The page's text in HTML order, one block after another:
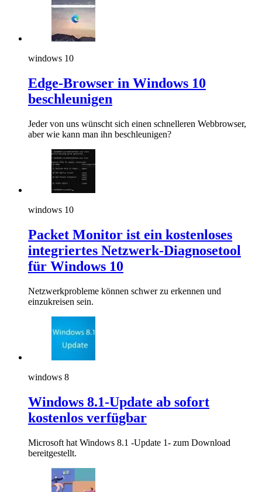
windows 10
Edge-Browser in Windows 10
beschleunigen
Jeder von uns wünscht sich einen schnelleren Webbrowser,
aber wie kann man ihn beschleunigen?
windows 10
Packet Monitor ist ein kostenloses
integriertes Netzwerk-Diagnosetool
für Windows 10
Netzwerkprobleme können schwer zu erkennen und
einzukreisen sein.
windows 8
Windows 8.1-Update ab sofort
kostenlos verfügbar
Microsoft hat Windows 8.1 -Update 1- zum Download
bereitgestellt.